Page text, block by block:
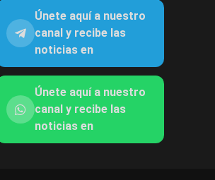
Únete aquí a nuestro
canal y recibe las
noticias en
Únete aquí a nuestro
canal y recibe las
noticias en